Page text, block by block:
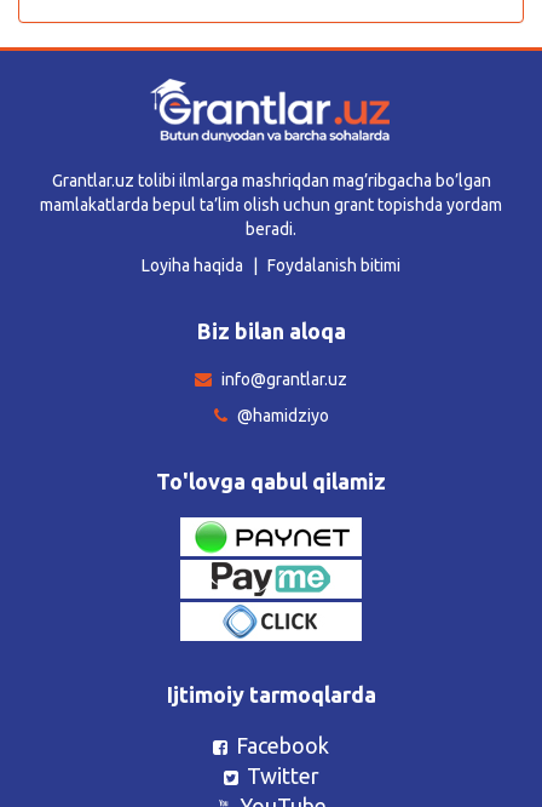
Grantlar.uz tolibi ilmlarga mashriqdan mag’ribgacha bo’lgan
mamlakatlarda bepul ta’lim olish uchun grant topishda yordam
beradi.
Loyiha haqida
Foydalanish bitimi
Biz bilan aloqa
info@grantlar.uz
@hamidziyo
To'lovga qabul qilamiz
Ijtimoiy tarmoqlarda
Facebook
Twitter